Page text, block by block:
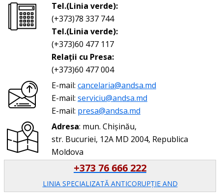
Tel.(Linia verde):
(+373)78 337 744
Tel.(Linia verde):
(+373)60 477 117
Relații cu Presa:
(+373)60 477 004
E-mail: cancelaria@andsa.md
E-mail: serviciu@andsa.md
E-mail: presa@andsa.md
Adresa: mun. Chișinău,
str. Bucuriei, 12A MD 2004, Republica
Moldova
+373 76 666 222
LINIA SPECIALIZATĂ ANTICORUPŢIE AND